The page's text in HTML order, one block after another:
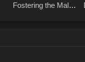
Fostering the Male